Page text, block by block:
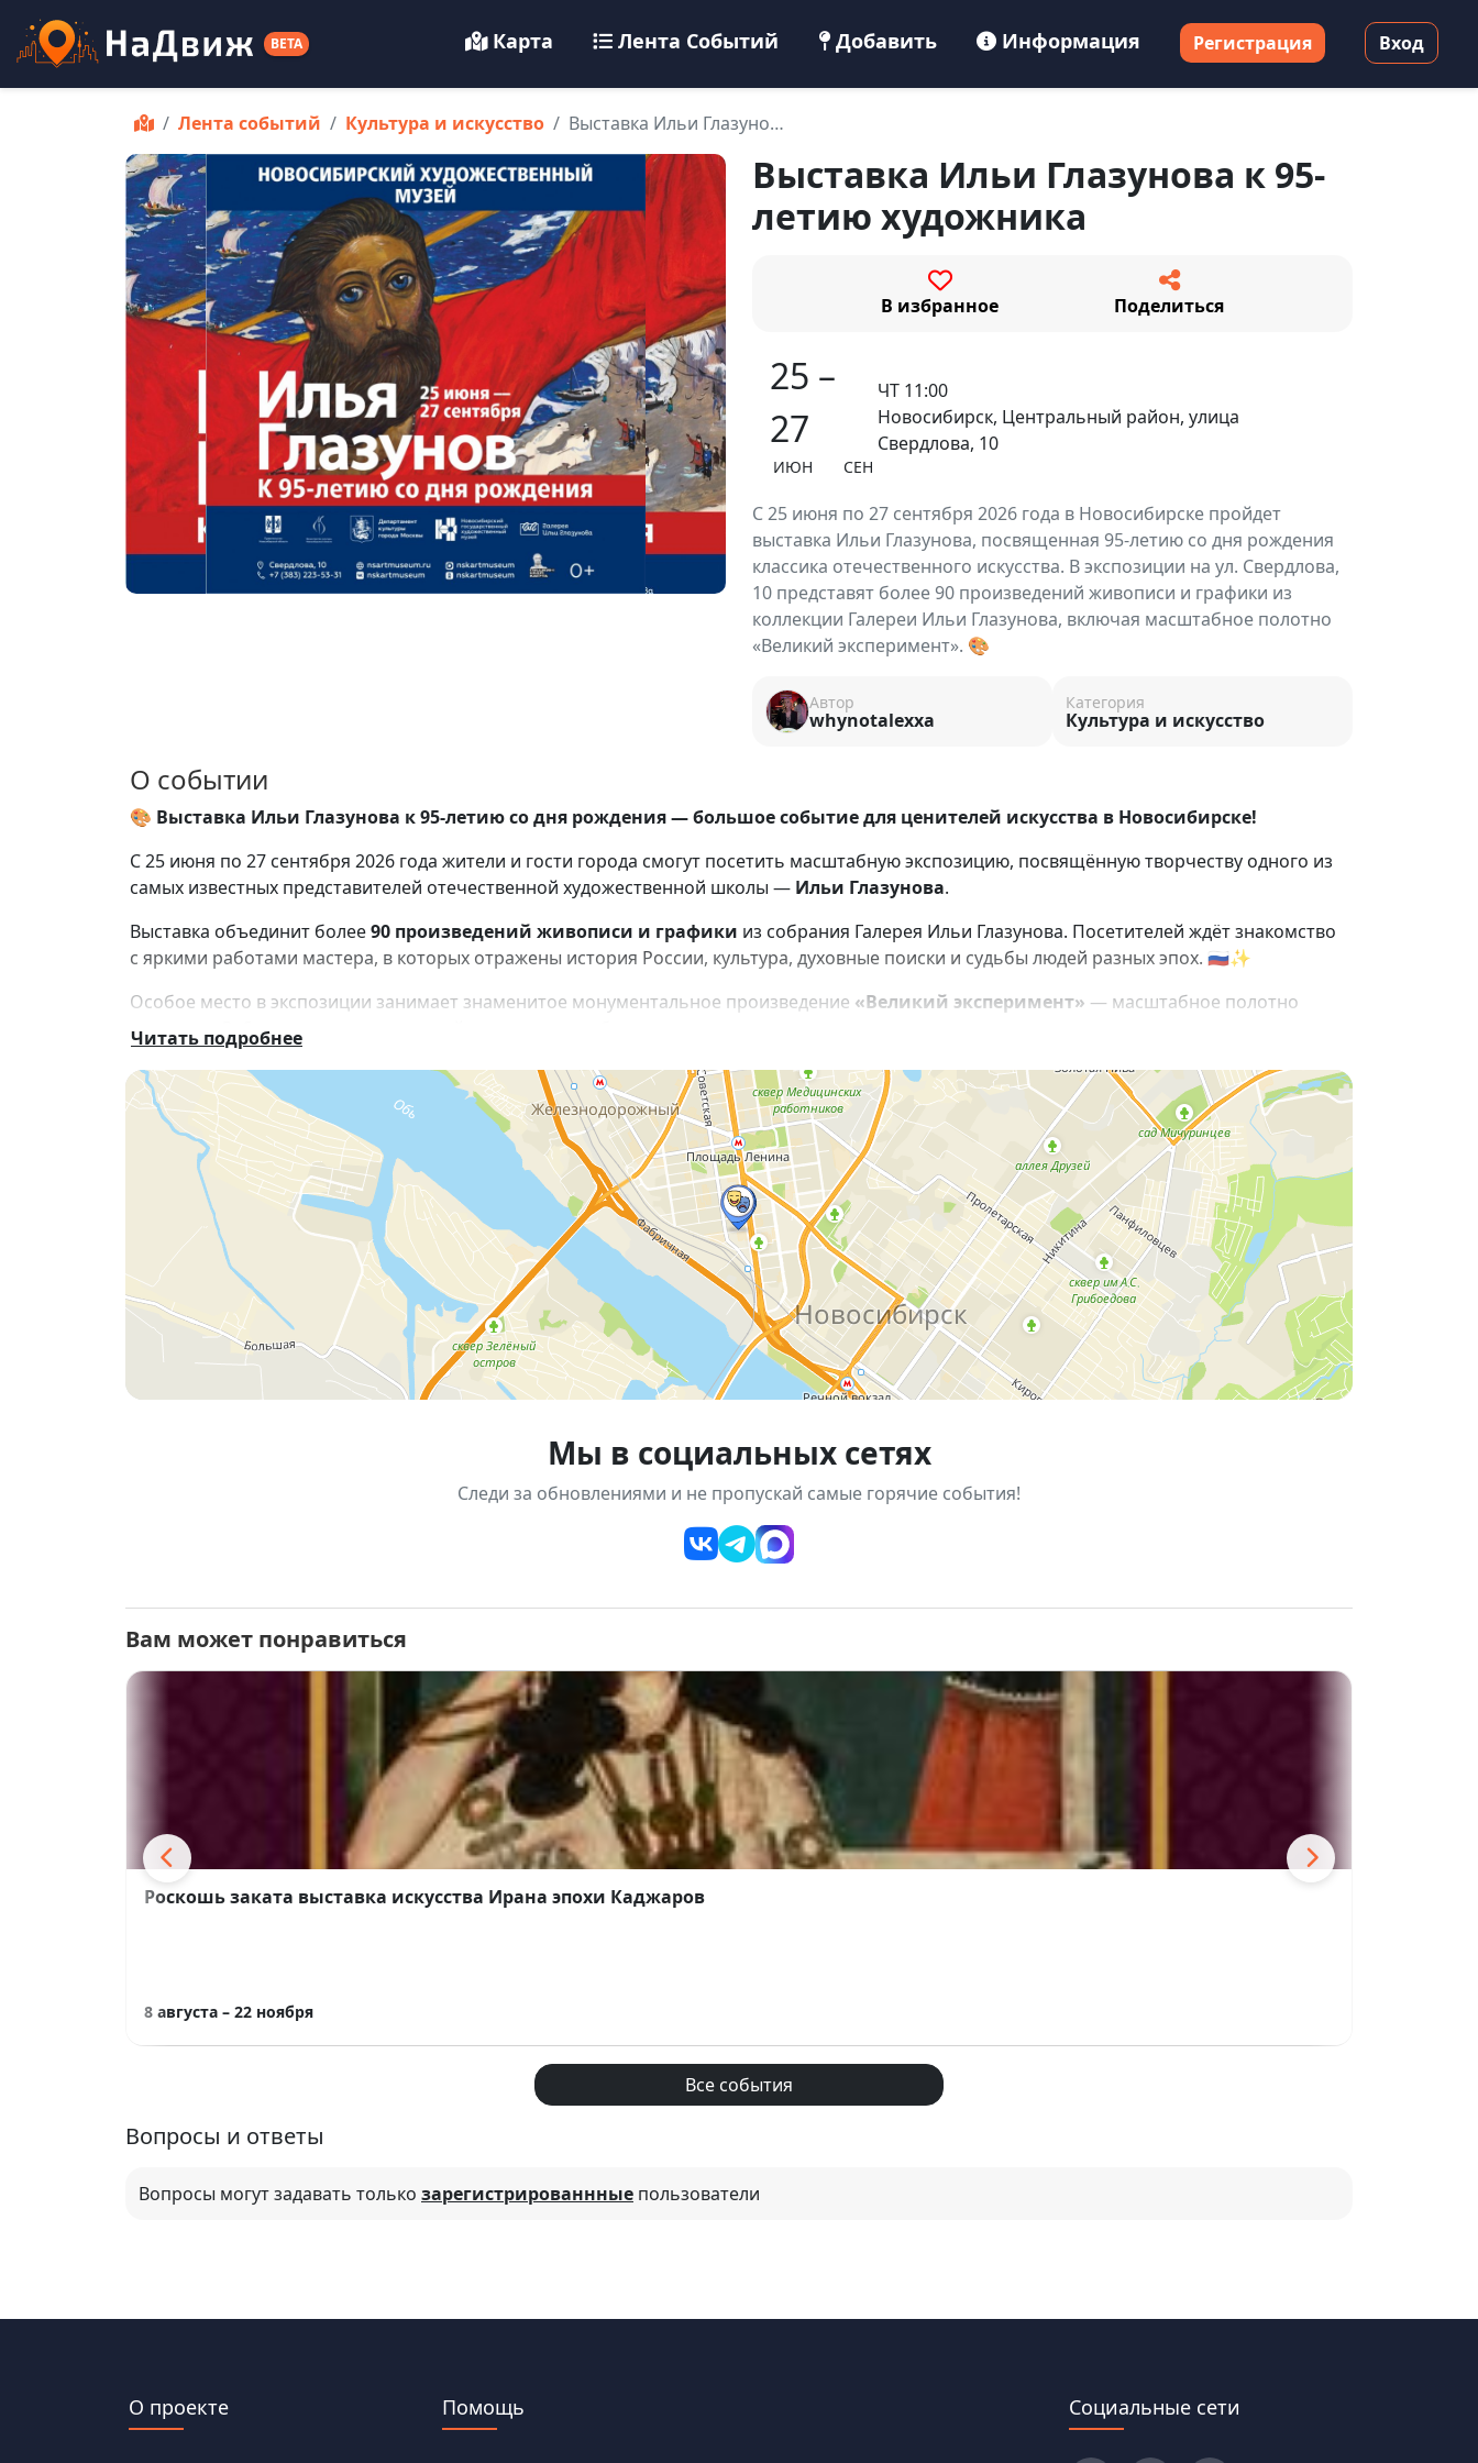
BETA Карта Лента Событий Добавить Информация Регистрация Вход
Лента событий Культура и искусство Выставка Ильи Глазуно…
Выставка Ильи Глазунова к 95-
летию художника
В избранное Поделиться
25 –
27
ИЮН СЕН
ЧТ 11:00
Новосибирск, Центральный район, улица
Свердлова, 10
С 25 июня по 27 сентября 2026 года в Новосибирске пройдет
выставка Ильи Глазунова, посвященная 95-летию со дня рождения
классика отечественного искусства. В экспозиции на ул. Свердлова,
10 представят более 90 произведений живописи и графики из
коллекции Галереи Ильи Глазунова, включая масштабное полотно
«Великий эксперимент». 🎨
Автор
whynotalexxa
Категория
Культура и искусство
О событии
🎨 Выставка Ильи Глазунова к 95-летию со дня рождения — большое событие для ценителей искусства в Новосибирске!
С 25 июня по 27 сентября 2026 года жители и гости города смогут посетить масштабную экспозицию, посвящённую творчеству одного из
самых известных представителей отечественной художественной школы — Ильи Глазунова.
Выставка объединит более90 произведений живописи и графики из собрания Галерея Ильи Глазунова. Посетителей ждёт знакомство
с яркими работами мастера, в которых отражены история России, культура, духовные поиски и судьбы людей разных эпох. 🇷🇺✨
Особое место в экспозиции занимает знаменитое монументальное произведение «Великий эксперимент» — масштабное полотно
размером
3×6 метров
Выставка станет возможностью увидеть произведения классика отечественного искусства, погрузиться в атмосферу его художественного
мира и познакомиться с уникальным наследием мастера. 🖼️
Место проведения:ул. Свердлова, 10, Новосибирск
Дата открытия:25 июня 2026 года
Дата окончания:27 сентября 2026 года
Билеты на сайте музея
✨ Приходите познакомиться с творчеством Ильи Глазунова и увидеть редкие произведения живописи и графики в Новосибирске!
Читать подробнее
Мы в социальных сетях
Следи за обновлениями и не пропускай самые горячие события!
Вам может понравиться
Роскошь заката выставка искусства Ирана эпохи Каджаров
8 августа – 22 ноября
Все события
Вопросы и ответы
Вопросы могут задавать только зарегистрированнные пользователи
О проекте Помощь Социальные сети